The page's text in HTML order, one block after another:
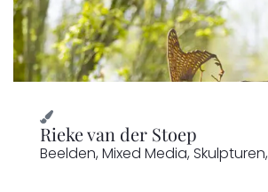
Rieke van der Stoep
Beelden, Mixed Media, Skulpturen,